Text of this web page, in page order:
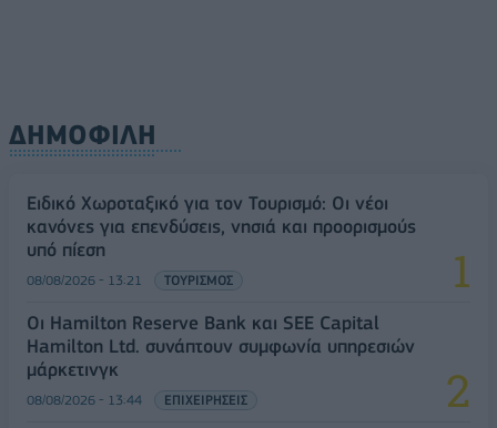
ΔΗΜΟΦΙΛΗ
Ειδικό Χωροταξικό για τον Τουρισμό: Οι νέοι
κανόνες για επενδύσεις, νησιά και προορισμούς
υπό πίεση
08/08/2026 - 13:21 ΤΟΥΡΙΣΜΟΣ
Οι Hamilton Reserve Bank και SEE Capital
Hamilton Ltd. συνάπτουν συμφωνία υπηρεσιών
μάρκετινγκ
08/08/2026 - 13:44 ΕΠΙΧΕΙΡΗΣΕΙΣ